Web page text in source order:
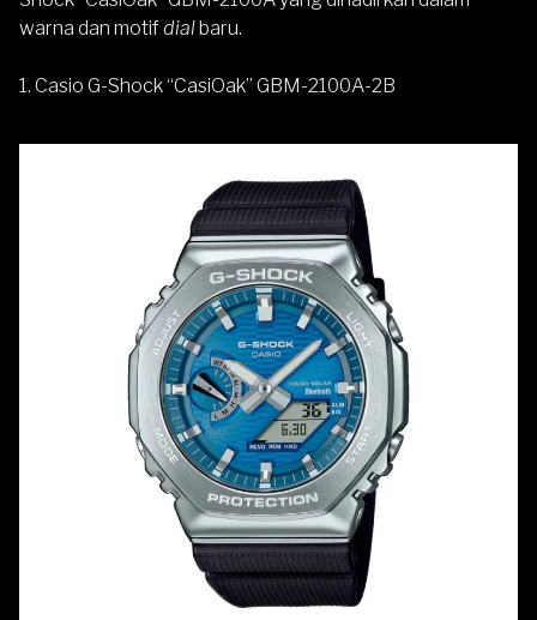
warna dan motifdial baru.
1. Casio G-Shock “CasiOak” GBM-2100A-2B